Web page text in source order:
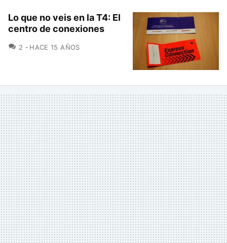
Lo que no veis en la T4: El
centro de conexiones
2 COMENTARIOS
HACE 15 AÑOS